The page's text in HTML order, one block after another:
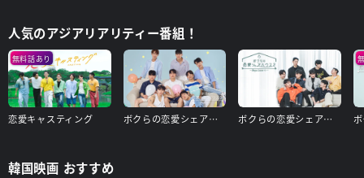
人気のアジアリアリティー番組！
無料話あり
恋愛キャスティング ボクらの恋愛シェアハウス3～Boys Love ∞（アンリミテッド）～ ボクらの恋愛シェアハウス2～Boys Love ∞(アンリミテッド)〜
韓国映画 おすすめ